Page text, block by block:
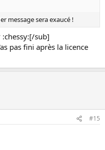
message sera exaucé !
:chessy:[/sub]
pas fini après la licence
#15